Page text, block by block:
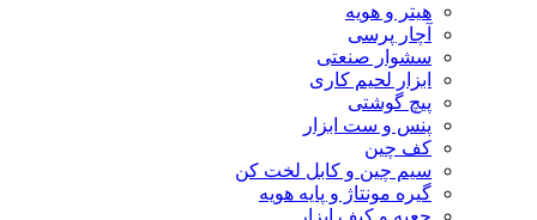
هیتر و هویه
آچار پرسی
سشوار صنعتی
ابزار لحیم کاری
پیچ گوشتی
پنس و ست ابزار
کف چین
سیم چین و کابل لخت کن
گیره مونتاژ و پایه هویه
جعبه و کیف ابزار